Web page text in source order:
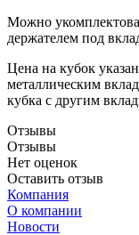
Можно
держателем под
Цена на кубок
металлическим
кубка с другим
Отзывы
Отзывы
Нет оценок
Оставить отзыв
Компания
О компании
Новости